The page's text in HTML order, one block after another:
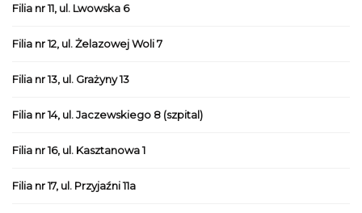
Filia nr 11, ul. Lwowska 6
Filia nr 12, ul. Żelazowej Woli 7
Filia nr 13, ul. Grażyny 13
Filia nr 14, ul. Jaczewskiego 8 (szpital)
Filia nr 16, ul. Kasztanowa 1
Filia nr 17, ul. Przyjaźni 11a